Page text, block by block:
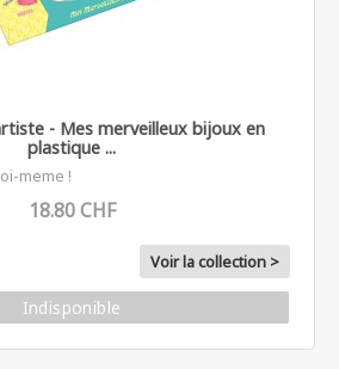
- Mes merveilleux bijoux en
plastique ...
meme !
18.80 CHF
Voir la collection >
Indisponible